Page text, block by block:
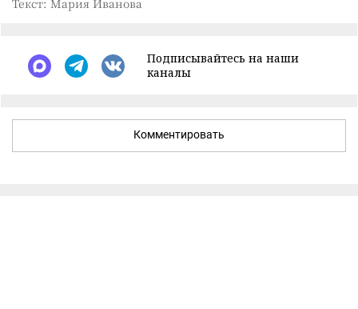
Текст: Мария Иванова
Подписывайтесь на наши
каналы
Комментировать